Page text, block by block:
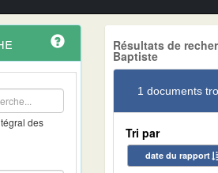
des
Résultats de
Baptiste
1 documents
Tri par
date du rapport